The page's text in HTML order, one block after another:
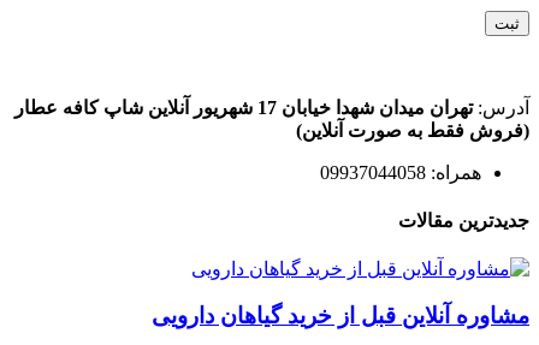
آدرس:تهران میدان شهدا خیابان 17 شهریور آنلاین شاپ کافه عطار
(فروش فقط به صورت آنلاین)
همراه: 09937044058
جدیدترین مقالات
مشاوره آنلاین قبل از خرید گیاهان دارویی